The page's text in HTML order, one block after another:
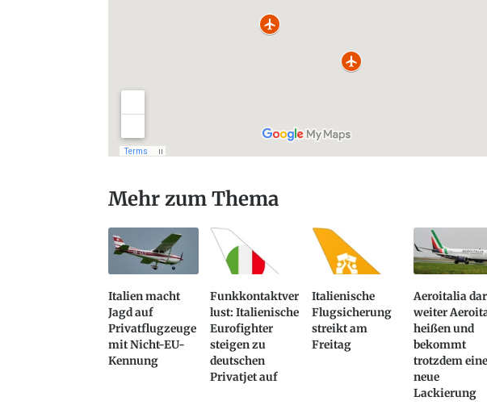
Mehr zum Thema
Italien macht
Jagd auf
Privatflugzeuge
mit Nicht-EU-
Kennung
Funkkontaktver
lust: Italienische
Eurofighter
steigen zu
deutschen
Privatjet auf
Italienische
Flugsicherung
streikt am
Freitag
Aeroitalia
weiter
heißen und
bekommt
trotzdem eine
neue
Lackierung